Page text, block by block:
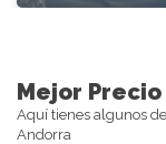
Mejor
Aquí tienes algunos
Andorra